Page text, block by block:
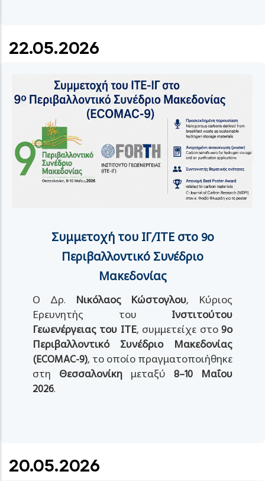
22.05.2026
Συμμετοχή του ΙΓ/ΙΤΕ στο 9ο
Περιβαλλοντικό Συνέδριο
Μακεδονίας
Ο Δρ. Νικόλαος Κώστογλου, Κύριος
Ερευνητής του Ινστιτούτου
Γεωενέργειας του ΙΤΕ, συμμετείχε στο9ο
Περιβαλλοντικό Συνέδριο Μακεδονίας
(ECOMAC-9), το οποίο πραγματοποιήθηκε
στη Θεσσαλονίκη μεταξύ 8–10 Μαΐου
2026.
20.05.2026